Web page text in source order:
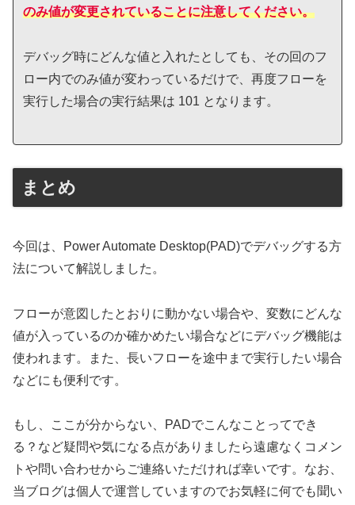
のみ値が変更されていることに注意してください。
デバッグ時にどんな値と入れたとしても、その回のフ
ロー内でのみ値が変わっているだけで、再度フローを
実行した場合の実行結果は 101 となります。
まとめ
今回は、Power Automate Desktop(PAD)でデバッグする方
法について解説しました。
フローが意図したとおりに動かない場合や、変数にどんな
値が入っているのか確かめたい場合などにデバッグ機能は
使われます。また、長いフローを途中まで実行したい場合
などにも便利です。
もし、ここが分からない、PADでこんなことってでき
る？など疑問や気になる点がありましたら遠慮なくコメン
トや問い合わせからご連絡いただければ幸いです。なお、
当ブログは個人で運営していますのでお気軽に何でも聞い